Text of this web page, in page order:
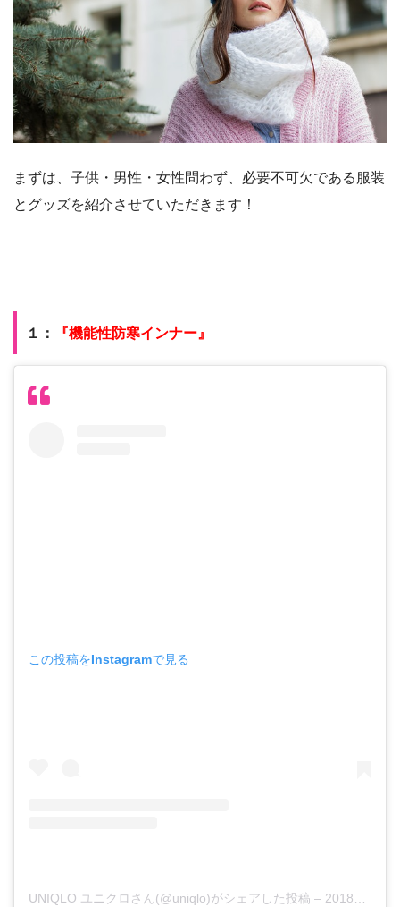
まずは、子供・男性・女性問わず、必要不可欠である服装
とグッズを紹介させていただきます！
１： 『機能性防寒インナー』
この投稿をInstagramで見る
UNIQLO ユニクロさん(@uniqlo)がシェアした投稿 – 2018年12月月10日午前1時00分PST